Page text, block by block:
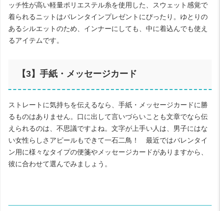
ッチ性が高い軽量ポリエステル糸を使用した、スウェット感覚で
着られるニットはバレンタインプレゼントにぴったり。ゆとりの
あるシルエットのため、インナーにしても、中に着込んでも使え
るアイテムです。
【3】手紙・メッセージカード
ストレートに気持ちを伝えるなら、手紙・メッセージカードに勝
るものはありません。口に出して言いづらいことも文章でなら伝
えられるのは、不思議ですよね。文字が上手い人は、男子にはな
い女性らしさアピールもできて一石二鳥！ 最近ではバレンタイ
ン用に様々なタイプの便箋やメッセージカードがありますから、
彼に合わせて選んでみましょう。